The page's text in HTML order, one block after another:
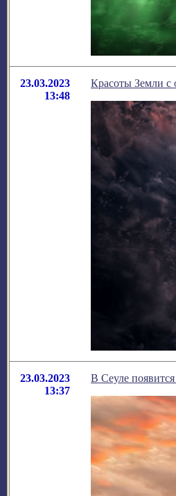
23.03.2023
13:48
Красоты Земли с
23.03.2023
13:37
В Сеуле